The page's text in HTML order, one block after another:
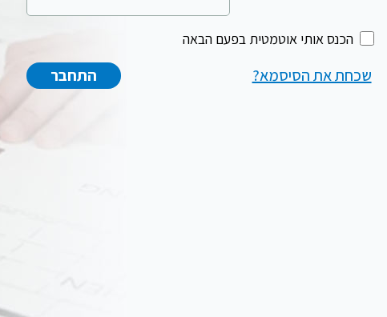
הכנס אותי אוטמטית בפעם הבאה
שכחת את הסיסמא?